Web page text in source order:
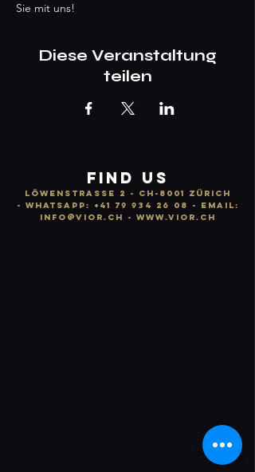
Sie mit uns!
Diese Veranstaltung
teilen
FIND US
LÖWENSTRASSE 2 - CH-8001 ZÜRICH
- WhatsApp: +41 79 934 26 08
- email:
info @vior.ch - www.vior.ch